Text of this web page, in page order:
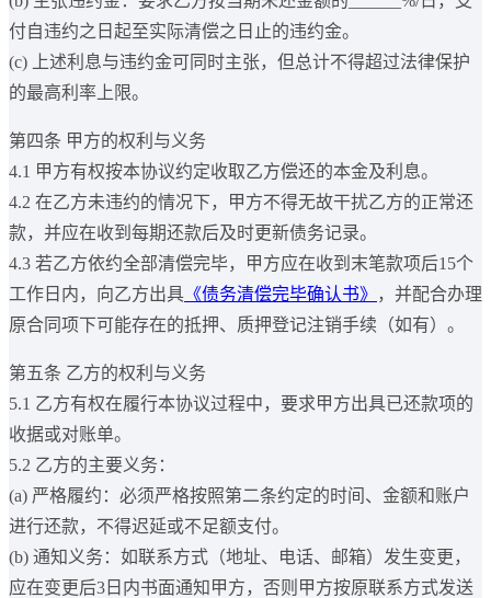
付自违约之日起至实际清偿之日止的违约金。
(c) 上述利息与违约金可同时主张，但总计不得超过法律保护
的最高利率上限。
第四条 甲方的权利与义务
4.1 甲方有权按本协议约定收取乙方偿还的本金及利息。
4.2 在乙方未违约的情况下，甲方不得无故干扰乙方的正常还
款，并应在收到每期还款后及时更新债务记录。
4.3 若乙方依约全部清偿完毕，甲方应在收到末笔款项后15个
工作日内，向乙方出具 《债务清偿完毕确认书》 ，并配合办理
原合同项下可能存在的抵押、质押登记注销手续（如有）。
第五条 乙方的权利与义务
5.1 乙方有权在履行本协议过程中，要求甲方出具已还款项的
收据或对账单。
5.2 乙方的主要义务：
(a) 严格履约：必须严格按照第二条约定的时间、金额和账户
进行还款，不得迟延或不足额支付。
(b) 通知义务：如联系方式（地址、电话、邮箱）发生变更，
应在变更后3日内书面通知甲方，否则甲方按原联系方式发送